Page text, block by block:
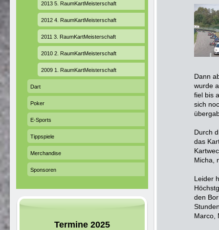
Dann
wurde
fiel bis
sich
Durch
das
Micha,
Leider
den
Marco,
2013 5. RaumKartMeisterschaft
2012 4. RaumKartMeisterschaft
2011 3. RaumKartMeisterschaft
2010 2. RaumKartMeisterschaft
2009 1. RaumKartMeisterschaft
Dart
Poker
E-Sports
Tippspiele
Merchandise
Sponsoren
Termine 2025